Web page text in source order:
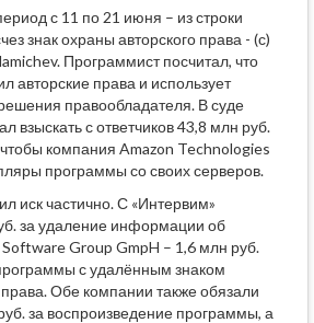
с 11 по 21 июня – из строки
знак охраны авторского права - (с)
Программист посчитал, что
авторские права и использует
правообладателя. В суде
взыскать с ответчиков 43,8 млн руб.
компания Amazon Technologies
программы со своих серверов.
иск частично. С «Интервим»
за удаление информации об
Software Group GmpH – 1,6 млн руб.
с удалённым знаком
Обе компании также обязали
за воспроизведение программы, а